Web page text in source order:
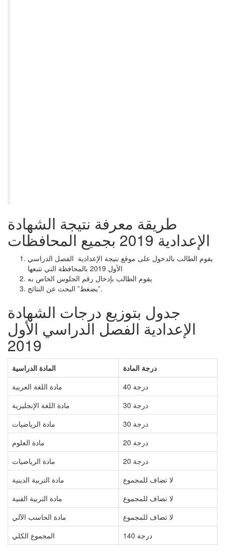
طريقة معرفة نتيجة الشهادة
الإعدادية 2019 بجميع المحافظات
يقوم الطالب بالدخول على موقع نتيجة الإعدادية الفصل الدراسي
الأول 2019 بالمحافظة التي تتبعها
يقوم الطالب بإدخال رقم الجلوس الخاص به
يضغط” البحث عن النتائج”.
جدول بتوزيع درجات الشهادة
الإعدادية الفصل الدراسي الأول
2019
المادة الدراسية
درجة المادة
مادة اللغة العربية
40 درجة
مادة اللغة الإنجليزية
30 درجة
مادة الرياضيات
30 درجة
مادة العلوم
20 درجة
مادة الرياضيات
20 درجة
مادة التربية الدينية
لا تضاف للمجموع
مادة التربية الفنية
لا تضاف للمجموع
مادة الحاسب الآلي
لا تضاف للمجموع
المجموع الكلي
140 درجة